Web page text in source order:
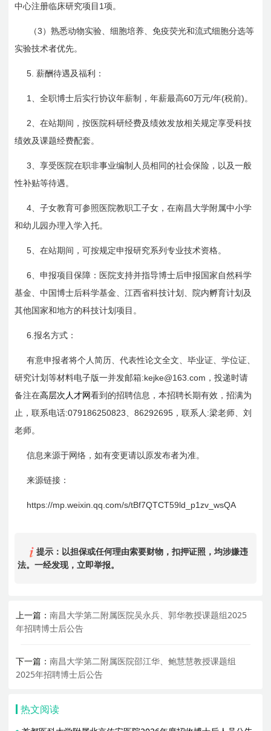
中心注册临床研究项目 1项。
（3 ）熟悉动物实验、细胞培养、免疫荧光和流式细胞分选等
实验技术者优先。
5.薪酬待遇及福利：
1 、全职博士后实行协议年薪制，年薪最高60万元/年(税前) 。
2 、在站期间，按医院科研经费及绩效发放相关规定享受科技
绩效及课题经费配套。
3 、享受医院在职非事业编制人员相同的社会保险，以及一般
性补贴等待遇。
4 、子女教育可参照医院教职工子女，在南昌大学附属中小学
和幼儿园办理入学入托。
5 、在站期间，可按规定申报研究系列专业技术资格。
6 、申报项目保障：医院支持并指导博士后申报国家自然科学
基金、中国博士后科学基金、江西省科技计划、院内孵育计划及
其他国家和地方的科技计划项目。
6.报名方式：
有意申报者将个人简历、代表性论文全文、毕业证、学位证、
研究计划等材料电子版一并发邮箱:kejke@163.com ，投递时请
备注在高层次人才网看到的招聘信息，本招聘长期有效，招满为
止，联系电话:079186250823 、86292695 ，联系人 :梁老师、刘
老师。
信息来源于网络，如有变更请以原发布者为准。
来源链接：
https://mp.weixin.qq.com/s/tBf7QTCT59ld_p1zv_wsQA
提示：以担保或任何理由索要财物，扣押证照，均涉嫌违
法。一经发现，立即举报。
上一篇：南昌大学第二附属医院吴永兵、郭华教授课题组2025
年招聘博士后公告
下一篇：南昌大学第二附属医院邵江华、鲍慧慧教授课题组
2025年招聘博士后公告
热文阅读